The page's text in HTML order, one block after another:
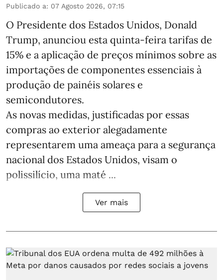
Publicado a: 07 Agosto 2026, 07:15
O Presidente dos Estados Unidos, Donald
Trump, anunciou esta quinta-feira tarifas de
15% e a aplicação de preços mínimos sobre as
importações de componentes essenciais à
produção de painéis solares e
semicondutores.
As novas medidas, justificadas por essas
compras ao exterior alegadamente
representarem uma ameaça para a segurança
nacional dos Estados Unidos, visam o
polissilício, uma maté ...
Ver mais